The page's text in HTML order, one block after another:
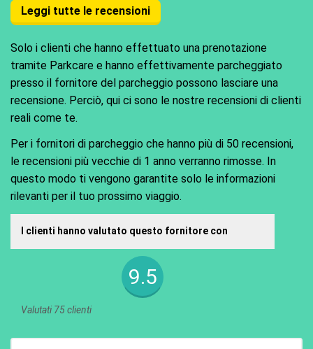
Leggi tutte le recensioni
Solo i clienti che hanno effettuato una prenotazione
tramite Parkcare e hanno effettivamente parcheggiato
presso il fornitore del parcheggio possono lasciare una
recensione. Perciò, qui ci sono le nostre recensioni di clienti
reali come te.
Per i fornitori di parcheggio che hanno più di 50 recensioni,
le recensioni più vecchie di 1 anno verranno rimosse. In
questo modo ti vengono garantite solo le informazioni
rilevanti per il tuo prossimo viaggio.
I clienti hanno valutato questo fornitore con
9.5
Valutati 75 clienti